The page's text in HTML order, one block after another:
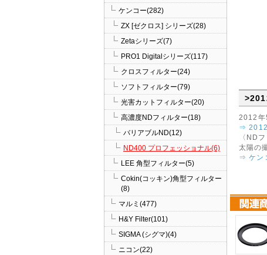
ケンコー(282)
ZX [ゼクロス] シリーズ(28)
Zetaシリーズ(7)
PRO1 Digitalシリーズ(117)
クロスフィルター(24)
ソフトフィルター(79)
光害カットフィルター(20)
高濃度NDフィルター(18)
バリアブルND(12)
ND400 プロフェッショナル(6)
LEE 角型フィルター(5)
Cokin(コッキン)角型フィルター
(8)
マルミ(477)
H&Y Filter(101)
SIGMA (シグマ)(4)
ニコン(22)
2012年
⇒ 2012
〈ND
太陽の
⇒ ケン